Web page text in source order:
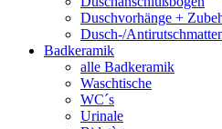
Duschvorhänge +
Dusch-/
Badkeramik
alle Badkeramik
Waschtische
WC´s
Urinale